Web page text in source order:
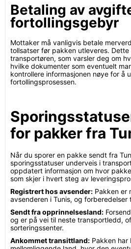
Betaling av
fortollingsgebyr
Mottaker må vanligvis betale
tollsatser før pakken utleveres. Dette
transportøren, som varsler deg om
hvilke dokumenter som eventuelt
kontrollere informasjonen nøye for å
fortollingsprosessen.
for pakker fra
Når du sporer en pakke sendt fra
sporingsstatuser underveis i
oppdatert informasjon om hvor
som skjer i hvert steg av
Registrert hos avsender: Pakken er
avsenderen i Tunis, og
Sendt fra opprinnelsesland:
og er på vei til neste transportledd,
sorteringssenter.
Ankommet transittland: Pakken